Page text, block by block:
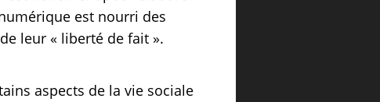
est nourri des
leur « liberté de fait ».
aspects de la vie sociale